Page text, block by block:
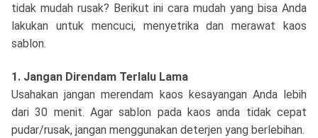
tidak mudah rusak? Berikut ini cara mudah yang bisa Anda
lakukan untuk mencuci, menyetrika dan merawat kaos
sablon.
1. Jangan Direndam Terlalu Lama
Usahakan jangan merendam kaos kesayangan Anda lebih
dari 30 menit. Agar sablon pada kaos anda tidak cepat
pudar/rusak, jangan menggunakan deterjen yang berlebihan.